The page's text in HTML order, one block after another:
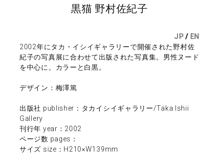
黒猫 野村佐紀子
JP / EN
2002年にタカ・イシイギャラリーで開催された野村佐
紀子の写真展に合わせて出版された写真集。男性ヌード
を中心に。カラーと白黒。
デザイン：梅澤篤
出版社 publisher：タカイシイギャラリー/Taka Ishii
Gallery
刊行年 year：2002
ページ数 pages：
サイズ size：H210×W139mm